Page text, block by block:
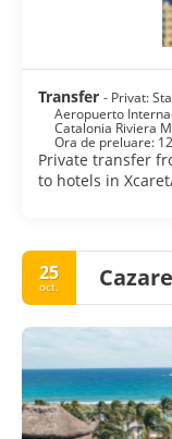
Transfer - Privat:
Aeropuerto
Catalonia Riviera
Ora de preluare:
Private transfer
to hotels in
25
oct. Cazare